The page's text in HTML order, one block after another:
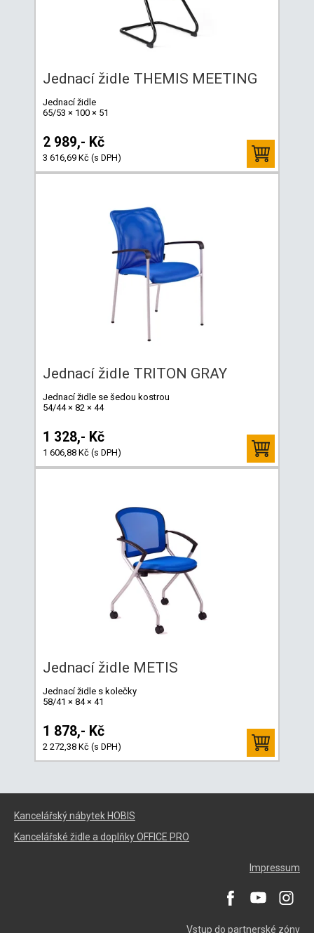
Jednací židle THEMIS MEETING
Jednací židle
65/53 × 100 × 51
2 989,- Kč
3 616,69 Kč (s DPH)
Jednací židle TRITON GRAY
Jednací židle se šedou kostrou
54/44 × 82 × 44
1 328,- Kč
1 606,88 Kč (s DPH)
Jednací židle METIS
Jednací židle s kolečky
58/41 × 84 × 41
1 878,- Kč
2 272,38 Kč (s DPH)
Kancelářský nábytek HOBIS
Kancelářské židle a doplňky OFFICE PRO
Impressum
Vstup do partnerské zóny